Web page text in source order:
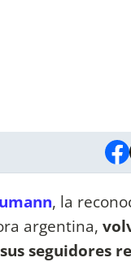
, la
argentina,
seguidores